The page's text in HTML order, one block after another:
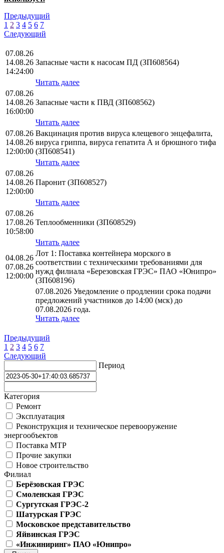
Предыдущий
1 2 3 4 5 6 7
Следующий
07.08.26
14.08.26
14:24:00
Запасные части к насосам ПД (ЗП608564)
Читать далее
07.08.26
14.08.26
16:00:00
Запасные части к ПВД (ЗП608562)
Читать далее
07.08.26
14.08.26
12:00:00
Вакцинация против вируса клещевого энцефалита,
вируса гриппа, вируса гепатита А и брюшного тифа
(ЗП608541)
Читать далее
07.08.26
14.08.26
12:00:00
Паронит (ЗП608527)
Читать далее
07.08.26
17.08.26
10:58:00
Теплообменники (ЗП608529)
Читать далее
04.08.26
07.08.26
12:00:00
Лот 1: Поставка контейнера морского в
соответствии с техническими требованиями для
нужд филиала «Березовская ГРЭС» ПАО «Юнипро»
(ЗП608196)
07.08.2026 Уведомление о продлении срока подачи
предложений участников до 14:00 (мск) до
07.08.2026 года.
Читать далее
Предыдущий
1 2 3 4 5 6 7
Следующий
Период
Категория
Ремонт
Эксплуатация
Реконструкция и техническое перевооружение
энергообъектов
Поставка МТР
Прочие закупки
Новое строительство
Филиал
Берёзовская ГРЭС
Смоленская ГРЭС
Сургутская ГРЭС-2
Шатурская ГРЭС
Московское представительство
Яйвинская ГРЭС
«Инжиниринг» ПАО «Юнипро»